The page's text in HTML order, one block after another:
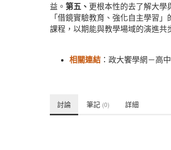
益。 第五、 更根本性的去了解大學
「借鏡實驗教育、強化自主學習
課程，以期能與教學場域的演進共
相關連結 ：政大饗學網－高
討論 筆記 (0) 詳細